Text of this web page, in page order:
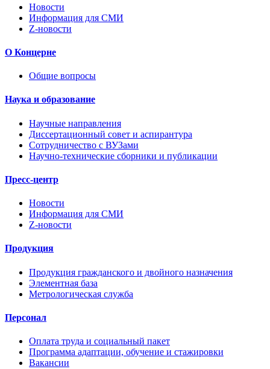
Новости
Информация для СМИ
Z-новости
О Концерне
Общие вопросы
Наука и образование
Научные направления
Диссертационный совет и аспирантура
Сотрудничество с ВУЗами
Научно-технические сборники и публикации
Пресс-центр
Новости
Информация для СМИ
Z-новости
Продукция
Продукция гражданского и двойного назначения
Элементная база
Метрологическая служба
Персонал
Оплата труда и социальный пакет
Программа адаптации, обучение и стажировки
Вакансии